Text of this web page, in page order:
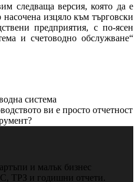
следваща версия, която да е
изцяло към търговски
предприятия, с по-ясен
и счетоводно обслужване“
система
ви е просто отчетност
и малък бизнес
ТРЗ и годишни отчети.